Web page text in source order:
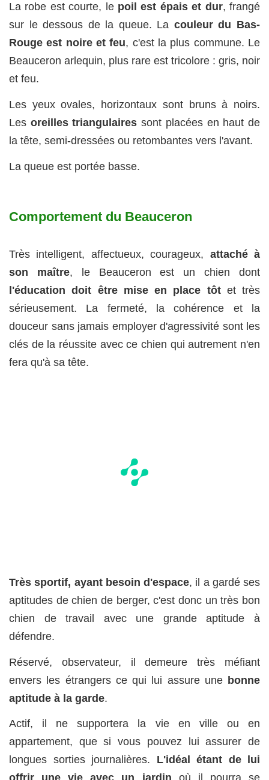
La robe est courte, le poil est épais et dur, frangé
sur le dessous de la queue. La couleur du Bas-
Rouge est noire et feu, c'est la plus commune. Le
Beauceron arlequin, plus rare est tricolore : gris, noir
et feu.
Les yeux ovales, horizontaux sont bruns à noirs.
Les oreilles triangulaires sont placées en haut de
la tête, semi-dressées ou retombantes vers l'avant.
La queue est portée basse.
Comportement du Beauceron
Très intelligent, affectueux, courageux, attaché à
son maître, le Beauceron est un chien dont
l'éducation doit être mise en place tôtet très
sérieusement. La fermeté, la cohérence et la
douceur sans jamais employer d'agressivité sont les
clés de la réussite avec ce chien qui autrement n'en
fera qu'à sa tête.
Très sportif, ayant besoin d'espace, il a gardé ses
aptitudes de chien de berger, c'est donc un très bon
chien de travail avec une grande aptitude à
défendre.
Réservé, observateur, il demeure très méfiant
envers les étrangers ce qui lui assure une bonne
aptitude à la garde.
Actif, il ne supportera la vie en ville ou en
appartement, que si vous pouvez lui assurer de
longues sorties journalières. L'idéal étant de lui